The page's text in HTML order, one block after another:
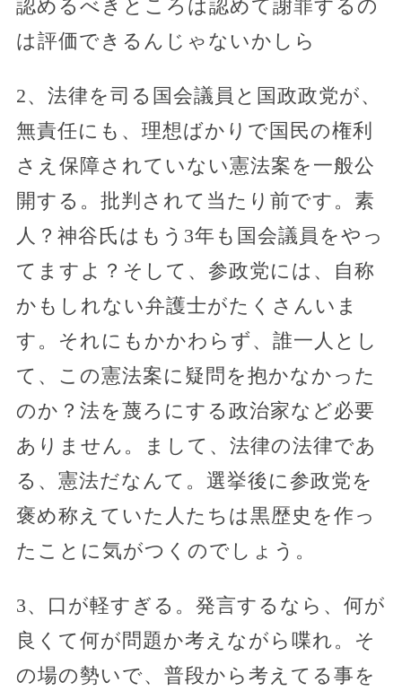
認めるべきところは認めて謝罪するの
は評価できるんじゃないかしら
2、法律を司る国会議員と国政政党が、
無責任にも、理想ばかりで国民の権利
さえ保障されていない憲法案を一般公
開する。批判されて当たり前です。素
人？神谷氏はもう3年も国会議員をやっ
てますよ？そして、参政党には、自称
かもしれない弁護士がたくさんいま
す。それにもかかわらず、誰一人とし
て、この憲法案に疑問を抱かなかった
のか？法を蔑ろにする政治家など必要
ありません。まして、法律の法律であ
る、憲法だなんて。選挙後に参政党を
褒め称えていた人たちは黒歴史を作っ
たことに気がつくのでしょう。
3、口が軽すぎる。発言するなら、何が
良くて何が問題か考えながら喋れ。そ
の場の勢いで、普段から考えてる事を